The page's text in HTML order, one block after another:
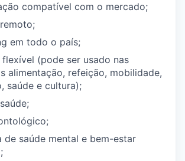
compatível com o mercado;
em todo o país;
flexível (pode ser usado nas
alimentação, refeição, mobilidade,
saúde e cultura);
de saúde mental e bem-estar